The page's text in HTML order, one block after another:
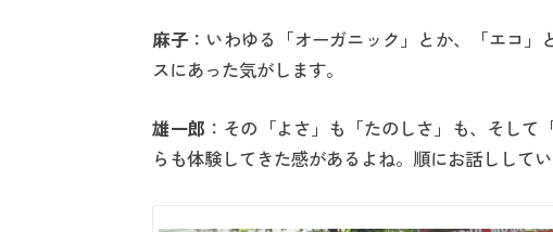
麻子 ：いわゆる「オーガニック」とか、「エコ
スにあった気がします。
雄一郎 ：その「よさ」も「たのしさ」も、そし
らも体験してきた感があるよね。順にお話しして